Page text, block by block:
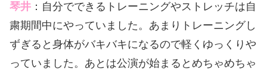
琴井 ：自分でできるトレーニングやストレッチは自
粛期間中にやっていました。あまりトレーニングし
ずぎると身体がバキバキになるので軽くゆっくりや
っていました。あとは公演が始まるとめちゃめちゃ